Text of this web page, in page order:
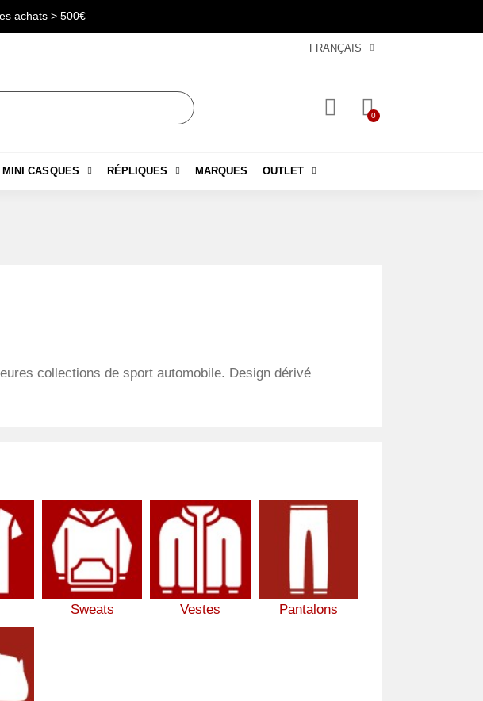
achats > 500€
FRANÇAIS
MINI CASQUES RÉPLIQUES MARQUES OUTLET
collections de sport automobile. Design dérivé
Sweats Vestes Pantalons